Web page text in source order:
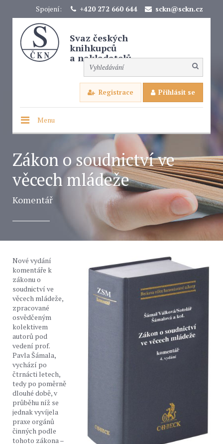
Spojení: +420 272 660 644 sckn@sckn.cz
Svaz českých
knihkupců
a nakladatelů
Registrace Přihlásit se
Menu
Zákon o soudnictví ve
věcech mládeže
Komentář
Nové vydání
komentáře k
zákonu o
soudnictví ve
věcech mládeže,
zpracované
osvědčeným
kolektivem
autorů pod
vedení prof.
Pavla Šámala,
vychází po
čtrnácti letech,
tedy po poměrně
dlouhé době, v
průběhu níž se
jednak vyvíjela
praxe orgánů
činných podle
tohoto zákona –